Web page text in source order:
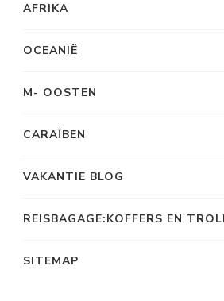
AFRIKA
OCEANIË
M- OOSTEN
CARAÏBEN
VAKANTIE BLOG
REISBAGAGE:KOFFERS EN
SITEMAP